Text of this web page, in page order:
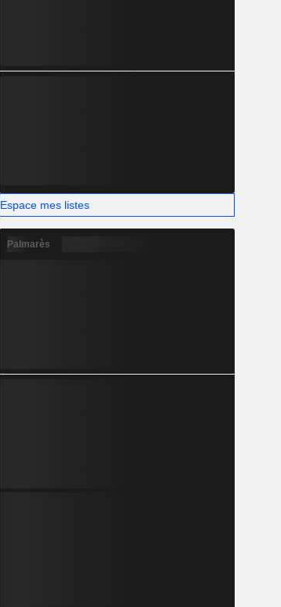
Espace mes listes
Palmarès